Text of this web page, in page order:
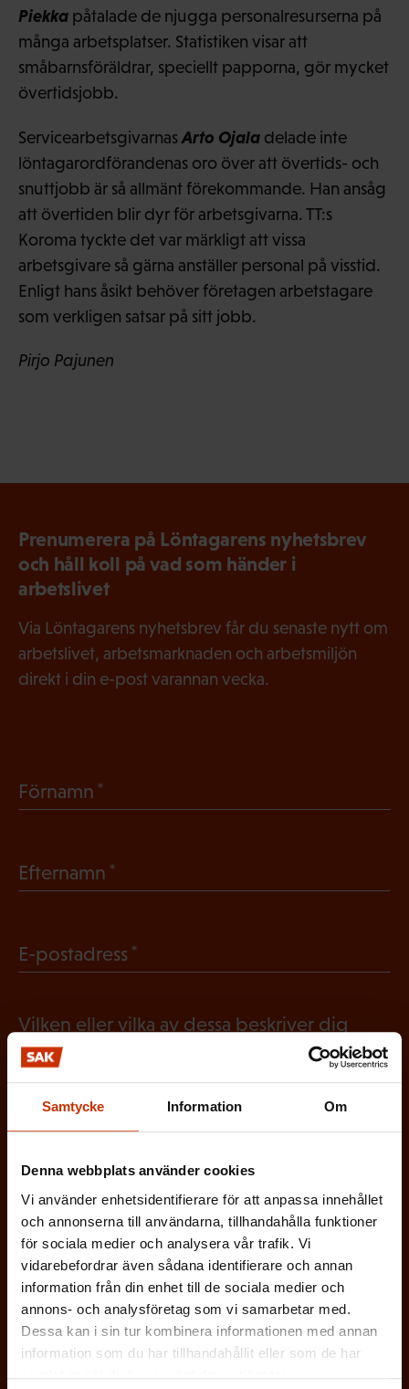
Samtycke Information Om
Denna webbplats använder cookies
Vi använder enhetsidentifierare för att anpassa innehållet
och annonserna till användarna, tillhandahålla funktioner
för sociala medier och analysera vår trafik. Vi
vidarebefordrar även sådana identifierare och annan
information från din enhet till de sociala medier och
annons- och analysföretag som vi samarbetar med.
Dessa kan i sin tur kombinera informationen med annan
information som du har tillhandahållit eller som de har
Piekka påtalade de njugga personalresurserna på
många arbetsplatser. Statistiken visar att
småbarnsföräldrar, speciellt papporna, gör mycket
övertidsjobb.
ServicearbetsgivarnasArto Ojala delade inte
löntagarordförandenas oro över att övertids- och
snuttjobb är så allmänt förekommande. Han ansåg
att övertiden blir dyr för arbetsgivarna. TT:s
Koroma tyckte det var märkligt att vissa
arbetsgivare så gärna anställer personal på visstid.
Enligt hans åsikt behöver företagen arbetstagare
som verkligen satsar på sitt jobb.
Pirjo Pajunen
Prenumerera på Löntagarens nyhetsbrev
och håll koll på vad som händer i
arbetslivet
Via Löntagarens nyhetsbrev får du senaste nytt om
arbetslivet, arbetsmarknaden och arbetsmiljön
direkt i din e-post varannan vecka.
Förnamn
a
o
i
t
)
Efternamn
l
g
t
i
s
k
t
)
E-postadress
a
o
r
i
s
k
t
Vilken eller vilka av dessa beskriver dig
bäst?
FÖRTROENDEMAN
JOBBAR INOM FACKET
ARBETSGIVARREPRESENTANT